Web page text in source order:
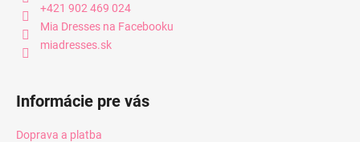
+421 902 469 024
Mia Dresses na Facebooku
miadresses.sk
Informácie pre vás
Doprava a platba